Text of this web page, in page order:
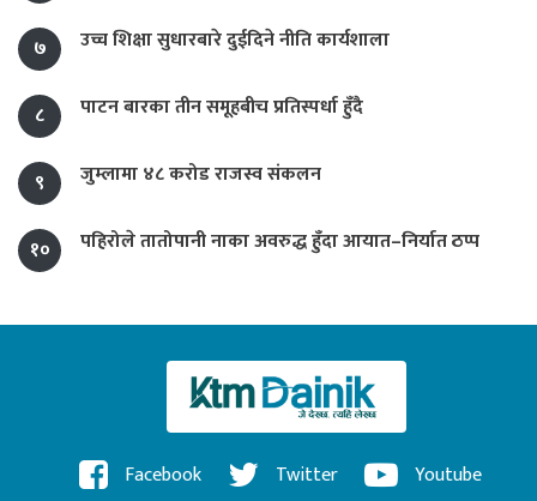
७ उच्च शिक्षा सुधारबारे दुईदिने नीति कार्यशाला
८ पाटन बारका तीन समूहबीच प्रतिस्पर्धा हुँदै
९ जुम्लामा ४८ करोड राजस्व संकलन
१० पहिरोले तातोपानी नाका अवरुद्ध हुँदा आयात–निर्यात ठप्प
Facebook Twitter Youtube